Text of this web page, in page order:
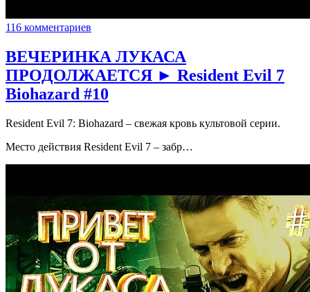
116 комментариев
ВЕЧЕРИНКА ЛУКАСА
ПРОДОЛЖАЕТСЯ ► Resident Evil 7
Biohazard #10
Resident Evil 7: Biohazard – свежая кровь культовой серии.
Место действия Resident Evil 7 – забр…